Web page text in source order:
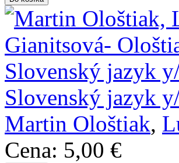
Slovenský jazyk
Martin Ološtiak,
Cena: 5,00 €